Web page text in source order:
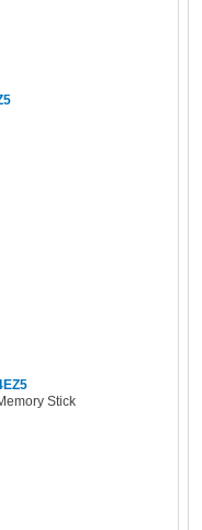
Stick